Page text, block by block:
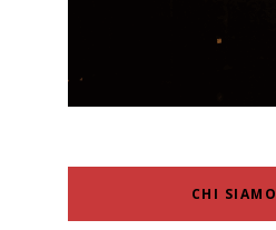
CHI SIAMO